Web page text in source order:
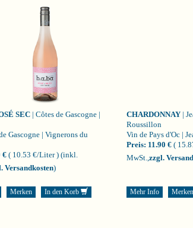
SEC | Côtes de Gascogne |
Gascogne | Vignerons du
€ ( 10.53 €/Liter ) (inkl.
Versandkosten)
Merken In den Korb
CHARDONNAY |
Roussillon
Vin de Pays d'Oc |
Preis: 11.90 € (
MwSt., zzgl.
Mehr Info Merken